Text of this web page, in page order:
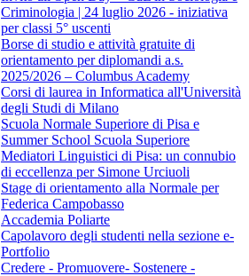
Criminologia | 24 luglio 2026 - iniziativa
per classi 5° uscenti
Borse di studio e attività gratuite di
orientamento per diplomandi a.s.
2025/2026 – Columbus Academy
Corsi di laurea in Informatica all'Università
degli Studi di Milano
Scuola Normale Superiore di Pisa e
Summer School Scuola Superiore
Mediatori Linguistici di Pisa: un connubio
di eccellenza per Simone Urciuoli
Stage di orientamento alla Normale per
Federica Campobasso
Accademia Poliarte
Capolavoro degli studenti nella sezione e-
Portfolio
Credere - Promuovere- Sostenere -